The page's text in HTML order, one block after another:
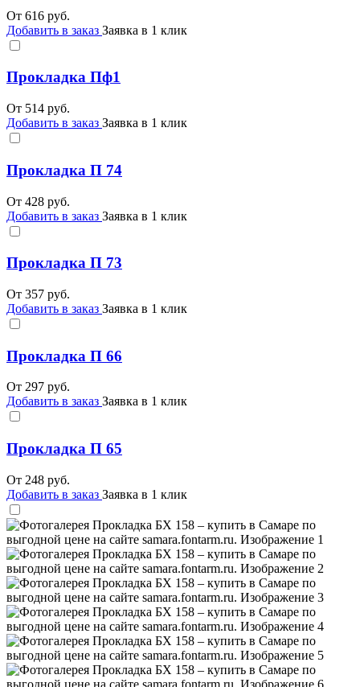
От 616 руб.
Добавить в заказ Заявка в 1 клик
Прокладка Пф1
От 514 руб.
Добавить в заказ Заявка в 1 клик
Прокладка П 74
От 428 руб.
Добавить в заказ Заявка в 1 клик
Прокладка П 73
От 357 руб.
Добавить в заказ Заявка в 1 клик
Прокладка П 66
От 297 руб.
Добавить в заказ Заявка в 1 клик
Прокладка П 65
От 248 руб.
Добавить в заказ Заявка в 1 клик